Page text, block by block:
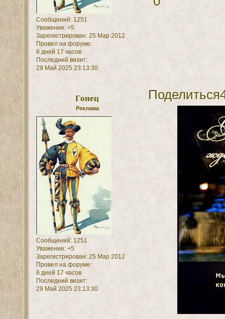
Сообщений:1251
Уважение: +5
Зарегистрирован: 25 Мар 2012
Провел на форуме:
6 дней 17 часов
Последний визит:
29 Май 2025 23:13:30
Поделиться
Гонец
Реклама
Сообщений:1251
Уважение: +5
Зарегистрирован: 25 Мар 2012
Провел на форуме:
6 дней 17 часов
Последний визит:
29 Май 2025 23:13:30